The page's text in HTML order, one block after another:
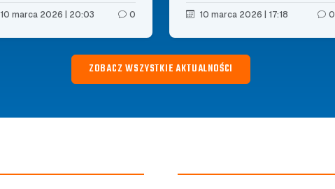
10 marca 2026 | 20:03 0 10 marca 2026 | 17:18 0
ZOBACZ WSZYSTKIE AKTUALNOŚCI